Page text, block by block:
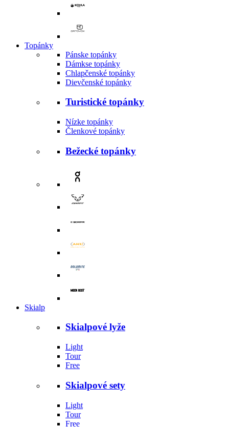
Topánky
Pánske topánky
Dámkse topánky
Chlapčenské topánky
Dievčenské topánky
Turistické topánky
Nízke topánky
Členkové topánky
Bežecké topánky
Skialp
Skialpové lyže
Light
Tour
Free
Skialpové sety
Light
Tour
Free